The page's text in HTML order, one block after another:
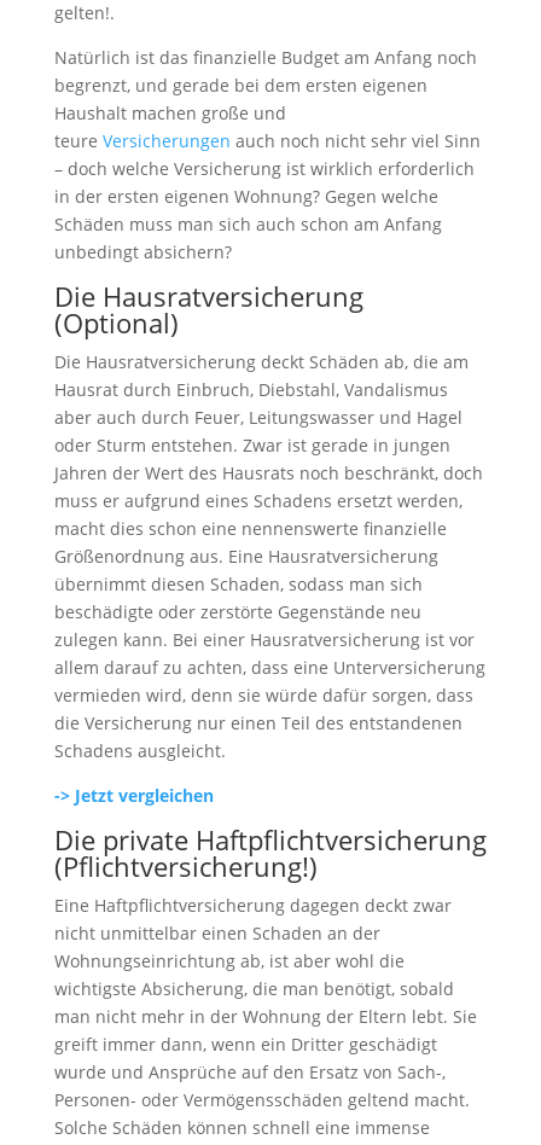
gelten!.
Natürlich ist das finanzielle Budget am Anfang noch
begrenzt, und gerade bei dem ersten eigenen
Haushalt machen große und
teure Versicherungen auch noch nicht sehr viel Sinn
– doch welche Versicherung ist wirklich erforderlich
in der ersten eigenen Wohnung? Gegen welche
Schäden muss man sich auch schon am Anfang
unbedingt absichern?
Die Hausratversicherung
(Optional)
Die Hausratversicherung deckt Schäden ab, die am
Hausrat durch Einbruch, Diebstahl, Vandalismus
aber auch durch Feuer, Leitungswasser und Hagel
oder Sturm entstehen. Zwar ist gerade in jungen
Jahren der Wert des Hausrats noch beschränkt, doch
muss er aufgrund eines Schadens ersetzt werden,
macht dies schon eine nennenswerte finanzielle
Größenordnung aus. Eine Hausratversicherung
übernimmt diesen Schaden, sodass man sich
beschädigte oder zerstörte Gegenstände neu
zulegen kann. Bei einer Hausratversicherung ist vor
allem darauf zu achten, dass eine Unterversicherung
vermieden wird, denn sie würde dafür sorgen, dass
die Versicherung nur einen Teil des entstandenen
Schadens ausgleicht.
-> Jetzt vergleichen
Die private Haftpflichtversicherung
(Pflichtversicherung!)
Eine Haftpflichtversicherung dagegen deckt zwar
nicht unmittelbar einen Schaden an der
Wohnungseinrichtung ab, ist aber wohl die
wichtigste Absicherung, die man benötigt, sobald
man nicht mehr in der Wohnung der Eltern lebt. Sie
greift immer dann, wenn ein Dritter geschädigt
wurde und Ansprüche auf den Ersatz von Sach-,
Personen- oder Vermögensschäden geltend macht.
Solche Schäden können schnell eine immense